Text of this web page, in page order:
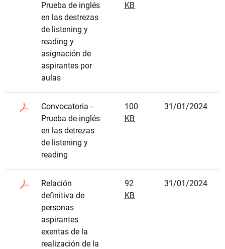
Prueba de inglés
en las destrezas
de listening y
reading y
asignación de
aspirantes por
aulas
KB
Convocatoria -
Prueba de inglés
en las detrezas
de listening y
reading
100
KB
31/01/2024
Relación
definitiva de
personas
aspirantes
exentas de la
realización de la
92
KB
31/01/2024